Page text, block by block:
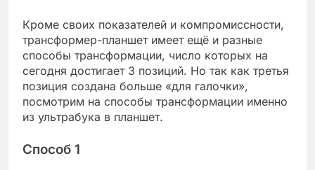
Кроме своих показателей и компромиссности,
трансформер-планшет имеет ещё и разные
способы трансформации, число которых на
сегодня достигает 3 позиций. Но так как третья
позиция создана больше «для галочки»,
посмотрим на способы трансформации именно
из ультрабука в планшет.
Способ 1